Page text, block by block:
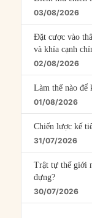
03/08/2026
Đặt cược vào
và khía cạnh
02/08/2026
Làm thế nào để
01/08/2026
Chiến lược kế
31/07/2026
Trật tự thế giới
đựng?
30/07/2026